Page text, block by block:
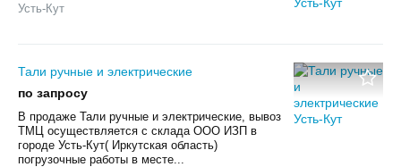
Усть-Кут
Тали ручные и электрические
по запросу
В продаже Тали ручные и электрические, вывоз
ТМЦ осуществляется с склада ООО ИЗП в
городе Усть-Кут( Иркутская область)
погрузочные работы в месте...